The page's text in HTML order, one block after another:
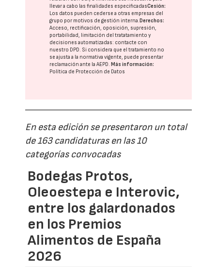
llevar a cabo las finalidades especificadasCesión:
Los datos pueden cederse a otras empresas del
grupo por motivos de gestión interna.Derechos:
Acceso, rectificación, oposición, supresión,
portabilidad, limitación del tratatamiento y
decisiones automatizadas: contacte con
nuestro DPD. Si considera que el tratamiento no
se ajusta a la normativa vigente, puede presentar
reclamación ante laAEPD.Más información:
Política de Protección de Datos
En esta edición se presentaron un total
de 163 candidaturas en las 10
categorías convocadas
Bodegas Protos,
Oleoestepa e Interovic,
entre los galardonados
en los Premios
Alimentos de España
2026